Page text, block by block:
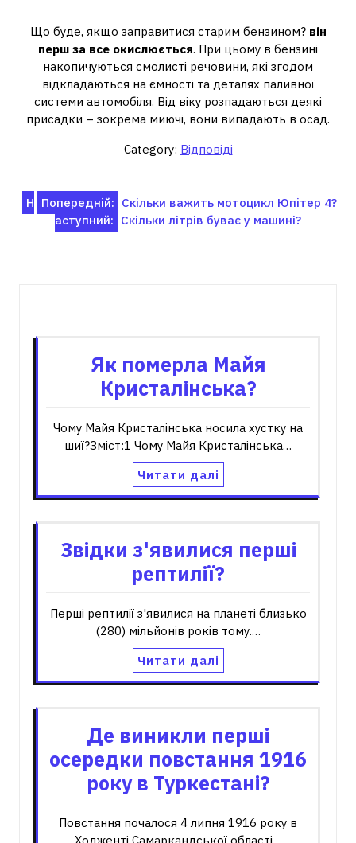
Що буде, якщо заправитися старим бензином? він
перш за все окислюється. При цьому в бензині
накопичуються смолисті речовини, які згодом
відкладаються на ємності та деталях паливної
системи автомобіля. Від віку розпадаються деякі
присадки – зокрема миючі, вони випадають в осад.
Category: Відповіді
Навігація
записів
Попередній: Скільки важить мотоцикл Юпітер 4?
Н
аступний: Скільки літрів буває у машині?
Як померла Майя
Кристалінська?
Чому Майя Кристалінська носила хустку на
шиї?Зміст:1 Чому Майя Кристалінська…
Читати далі
Звідки з'явилися перші
рептилії?
Перші рептилії з'явилися на планеті близько
(280) мільйонів років тому.…
Читати далі
Де виникли перші
осередки повстання 1916
року в Туркестані?
Повстання почалося 4 липня 1916 року в